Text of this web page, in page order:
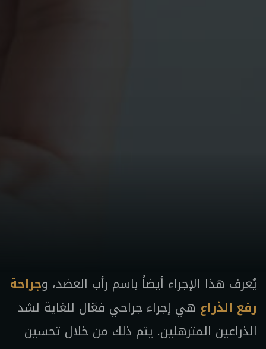
يُعرف هذا الإجراء أيضاً باسم رأب العضد، وجراحة
رفع الذراع هي إجراء جراحي فعّال للغاية لشد
الذراعين المترهلين. يتم ذلك من خلال تحسين